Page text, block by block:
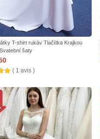
T-shirt rukáv Tlačítka Krajkou
šaty
( 1 avis )